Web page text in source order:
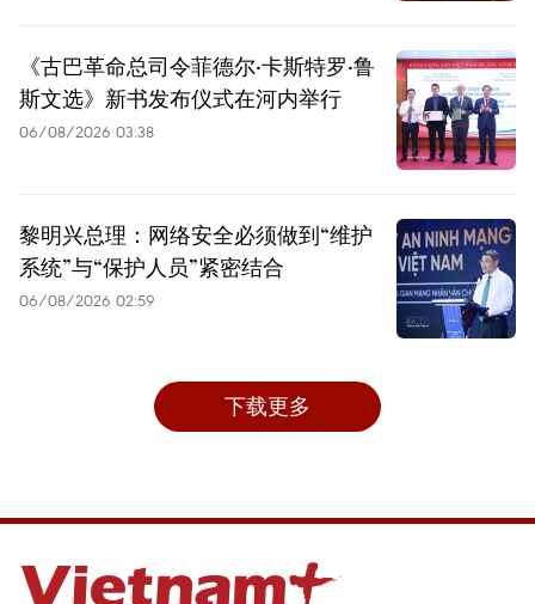
《古巴革命总司令菲德尔·卡斯特罗·鲁
斯文选》新书发布仪式在河内举行
06/08/2026 03:38
黎明兴总理：网络安全必须做到“维护
系统”与“保护人员”紧密结合
06/08/2026 02:59
下载更多